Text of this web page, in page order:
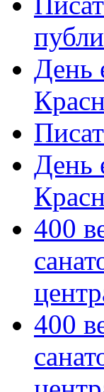
День
День
400
400